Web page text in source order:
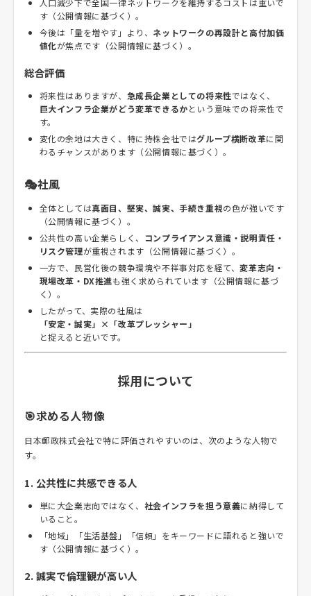
人口減少下で全国一律ネットワークを維持するコストは重いで
す（公開情報に基づく）。
今後は「量を増やす」より、 ネットワークの再設計と高付加価
値化が焦点です（公開情報に基づく）。
総合評価
将来性はありますが、 急成長企業としての将来性ではなく、
巨大インフラ企業がどう変革できるかという意味での将来性で
す。
変化の余地は大きく、特に持株会社ではグループ横断改革に関
わるチャンスがあります（公開情報に基づく）。
🎭社風
全体としては真面目、堅実、誠実、手続き重視の色が強いです
（公開情報に基づく）。
公共性の高い企業らしく、
コンプライアンス意識・説明責任・
リスク管理が重視されます（公開情報に基づく）。
一方で、民営化後の競争環境や不祥事対応を経て、変革志向・
現場改革・DX推進も強く求められています（公開情報に基づ
く）。
したがって、実際の社風は
「安定・誠実」×「改革プレッシャー」
と捉えると近いです。
採用について
🎯求める人物像
日本郵政株式会社で特に評価されやすいのは、次のような人物で
す。
1. 公共性に共感できる人
単に大企業志向ではなく、 社会インフラを担う意義に納得して
いること。
「地域」「生活基盤」「信頼」をキーワードに語れると強いで
す（公開情報に基づく）。
2. 誠実で倫理観が高い人